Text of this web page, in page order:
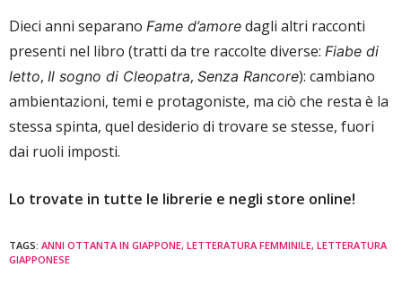
Dieci anni separano Fame d’amore dagli altri racconti
presenti nel libro (tratti da tre raccolte diverse: Fiabe di
letto, Il sogno di Cleopatra, Senza Rancore): cambiano
ambientazioni, temi e protagoniste, ma ciò che resta è la
stessa spinta, quel desiderio di trovare se stesse, fuori
dai ruoli imposti.
Lo trovate in tutte le librerie e negli store online!
TAGS: ANNI OTTANTA IN GIAPPONE, LETTERATURA FEMMINILE, LETTERATURA
GIAPPONESE